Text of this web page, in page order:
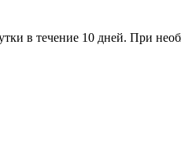
в течение 10 дней. При